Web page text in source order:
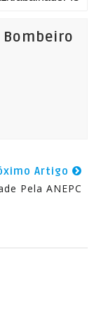
Artigo
Pela ANEPC